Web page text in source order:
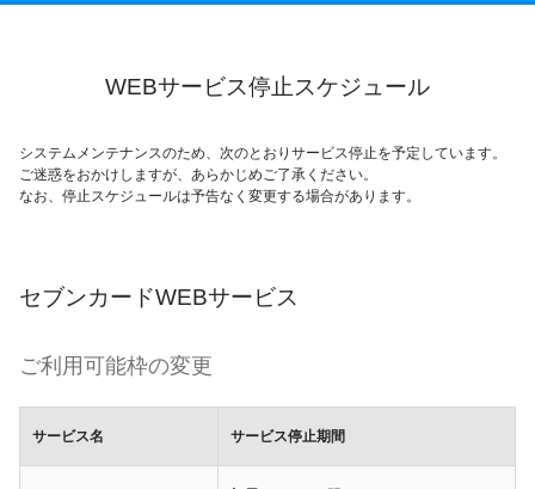
WEBサービス停止スケジュール
システムメンテナンスのため、次のとおりサービス停止を予定しています。
ご迷惑をおかけしますが、あらかじめご了承ください。
なお、停止スケジュールは予告なく変更する場合があります。
セブンカードWEBサービス
ご利用可能枠の変更
サービス名 サービス停止期間